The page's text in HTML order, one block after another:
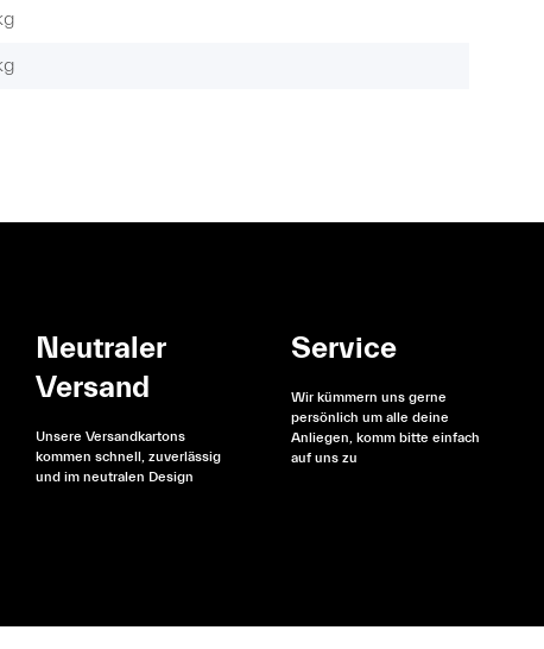
Neutraler
Versand
Unsere Versandkartons
kommen schnell, zuverlässig
und im neutralen Design
Service
Wir kümmern uns gerne
persönlich um alle deine
Anliegen, komm bitte einfach
auf uns zu